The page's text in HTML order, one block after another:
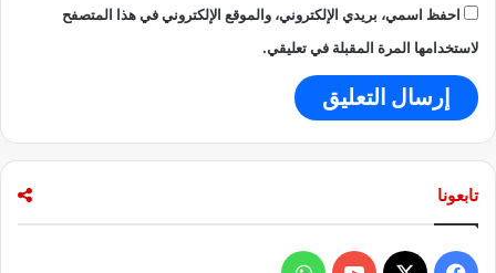
احفظ اسمي، بريدي الإلكتروني، والموقع الإلكتروني في هذا المتصفح
لاستخدامها المرة المقبلة في تعليقي.
تابعونا